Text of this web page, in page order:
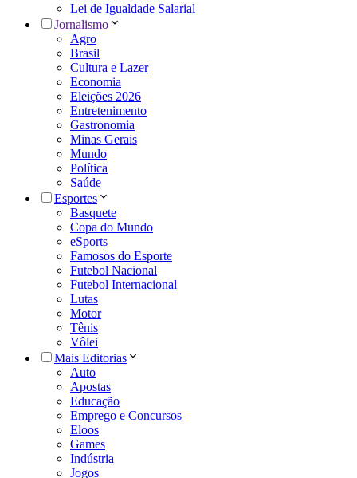
Lei de Igualdade Salarial
Jornalismo
Agro
Brasil
Cultura e Lazer
Economia
Eleições 2026
Entretenimento
Gastronomia
Minas Gerais
Mundo
Política
Saúde
Esportes
Basquete
Copa do Mundo
eSports
Famosos do Esporte
Futebol Nacional
Futebol Internacional
Lutas
Motor
Tênis
Vôlei
Mais Editorias
Auto
Apostas
Educação
Emprego e Concursos
Eloos
Games
Indústria
Jogos